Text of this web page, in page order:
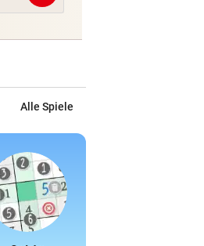
Alle Spiele